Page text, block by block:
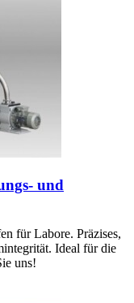
und
für Labore. Präzises,
Ideal für die
uns!